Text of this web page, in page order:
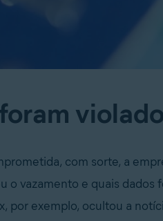
com sorte, a
vazamento e quais dados
por exemplo, ocultou a